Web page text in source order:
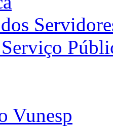
Vunesp